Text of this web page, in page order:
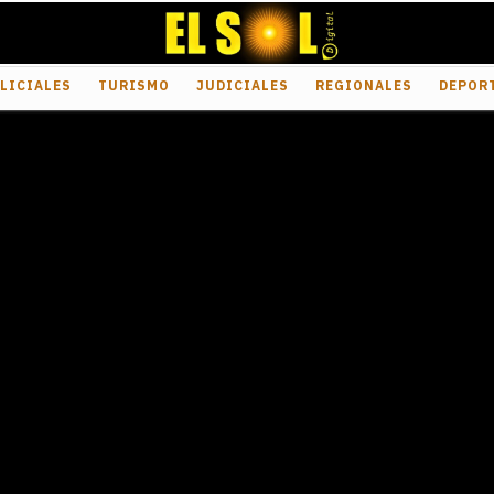
TURISMO JUDICIALES REGIONALES